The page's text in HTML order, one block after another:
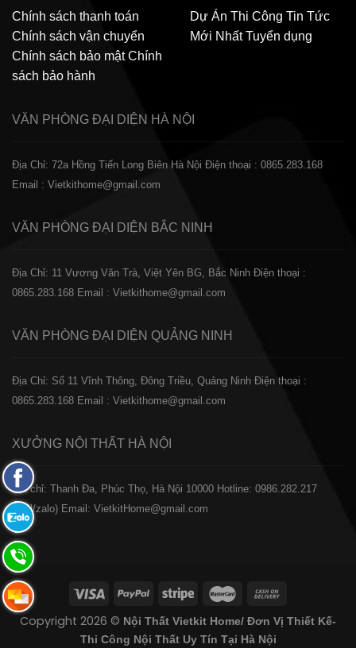
Chính sách thanh toán
Chính sách vận chuyển
Chính sách bảo mật Chính
sách bảo hành
Dự Án Thi Công Tin Tức
Mới Nhất Tuyển dụng
VĂN PHÒNG ĐẠI DIỆN HÀ NỘI
Địa Chỉ: 72a Hồng Tiến Long Biên Hà Nội Điện thoại : 0865.283.168
Email : Vietkithome@gmail.com
VĂN PHÒNG ĐẠI DIỆN BẮC NINH
Địa Chỉ: 11 Vương Văn Trà, Việt Yên BG, Bắc Ninh Điện thoại :
0865.283.168 Email : Vietkithome@gmail.com
VĂN PHÒNG ĐẠI DIỆN QUẢNG NINH
Địa Chỉ: Số 11 Vĩnh Thông, Đông Triều, Quảng Ninh Điện thoại :
0865.283.168 Email : Vietkithome@gmail.com
XƯỞNG NỘI THẤT HÀ NỘI
️Địa chỉ: Thanh Đa, Phúc Thọ, Hà Nội 10000 Hotline: 0986.282.217
(Call/zalo) Email: VietkitHome@gmail.com
Copyright 2026 © Nội Thất Vietkit Home/ Đơn Vị Thiết Kế-
Thi Công Nội Thất Uy Tín Tại Hà Nội
Fanpage
Facebook
Zalo:
0865.283.168
Hotline:
0865.283.168
Hotline:
0865.283.168